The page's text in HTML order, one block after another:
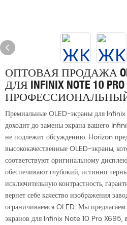
ОПТОВАЯ ПРОДАЖА
ДЛЯ INFINIX NOTE 10
Премиальные OLED-экраны для
доходит до замены экрана вашего
не подлежит обсуждению. Horizon
высококачественные OLED-экраны,
соответствуют оригинальному
обеспечивают глубокий, истинно
исключительную контрастность,
вернет себе качество изображения
ограничиваемся OLED. Мы
экранов для Infinix Note 10 Pro X695,